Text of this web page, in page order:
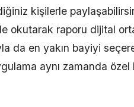
kişilerle
okutarak raporu dijital
da en yakın bayiyi
aynı zamanda